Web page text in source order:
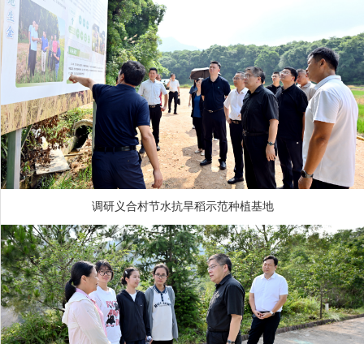
调研义合村节水抗旱稻示范种植基地